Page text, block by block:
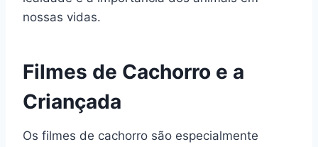
nossas vidas.
Filmes de Cachorro e a
Criançada
Os filmes de cachorro são especialmente